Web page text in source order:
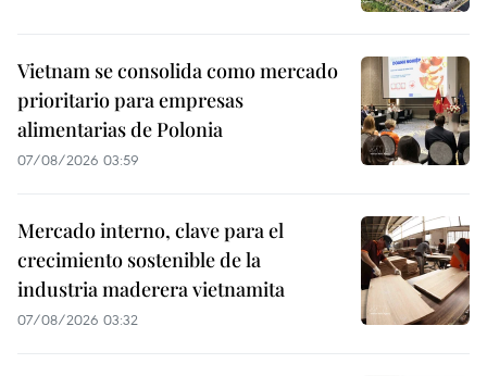
Vietnam se consolida como mercado
prioritario para empresas
alimentarias de Polonia
07/08/2026 03:59
Mercado interno, clave para el
crecimiento sostenible de la
industria maderera vietnamita
07/08/2026 03:32